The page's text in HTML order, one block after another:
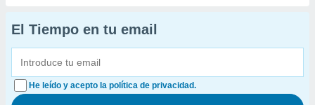
El Tiempo en tu email
He leído y acepto la política de privacidad.